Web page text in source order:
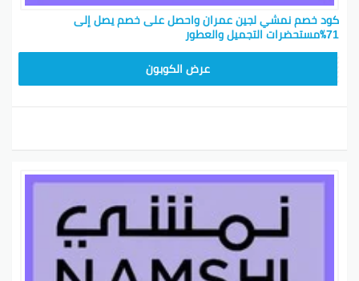
كود خصم نمشي لجين عمران واحصل على خصم يصل إلى
71٪مستحضرات التجميل والعطور
عرض الكوبون